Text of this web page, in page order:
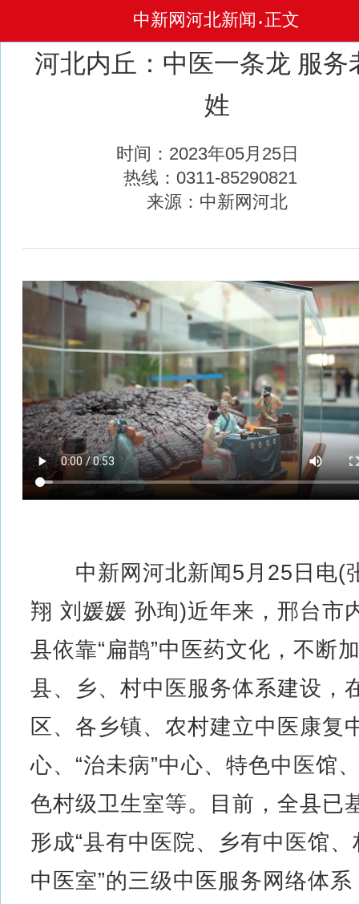
中新网河北新闻 • 正文
河北内丘：中医一条龙 服务
姓
时间：2023年05月25日
热线：0311-85290821
来源：中新网河北
中新网河北新闻5月25日电(
翔 刘媛媛 孙珣)近年来，邢台市
县依靠“扁鹊”中医药文化，不断
县、乡、村中医服务体系建设，
区、各乡镇、农村建立中医康复
心、“治未病”中心、特色中医馆
色村级卫生室等。目前，全县已
形成“县有中医院、乡有中医馆、
中医室”的三级中医服务网络体系